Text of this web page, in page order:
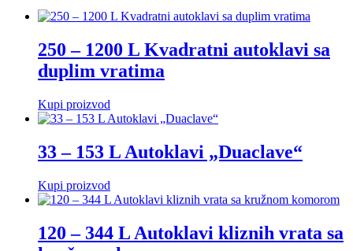
250 – 1200 L Kvadratni autoklavi sa
duplim vratima
Kupi proizvod
33 – 153 L Autoklavi „Duaclave“
Kupi proizvod
120 – 344 L Autoklavi kliznih vrata sa